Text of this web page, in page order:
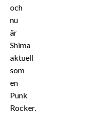
och
nu
är
Shima
aktuell
som
en
Punk
Rocker.